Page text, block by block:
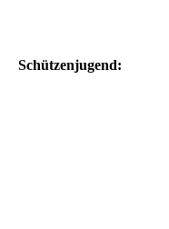
Schützenjugend: